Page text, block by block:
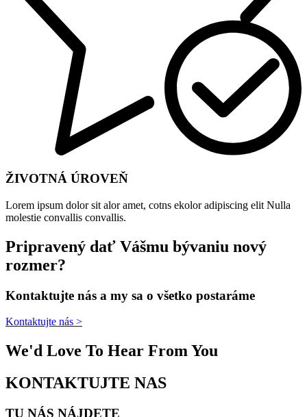
ŽIVOTNÁ ÚROVEŇ​
Lorem ipsum dolor sit alor amet, cotns ekolor adipiscing elit Nulla
molestie convallis convallis.
Pripravený dať Vášmu bývaniu nový
rozmer?
Kontaktujte nás a my sa o všetko postaráme
Kontaktujte nás >
We'd Love To Hear From You
KONTAKTUJTE NAS
TU NÁS NÁJDETE